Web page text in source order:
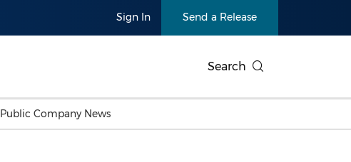
Sign In Send a Release
Search
Public Company News